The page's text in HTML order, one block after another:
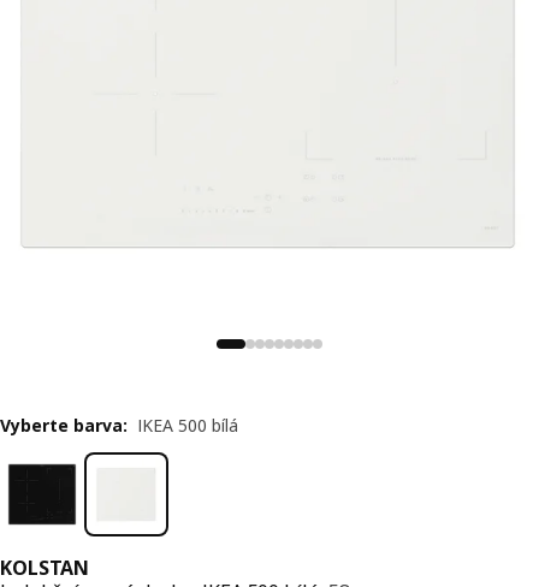
KOLSTAN
Vyberte barva: IKEA 500 bílá